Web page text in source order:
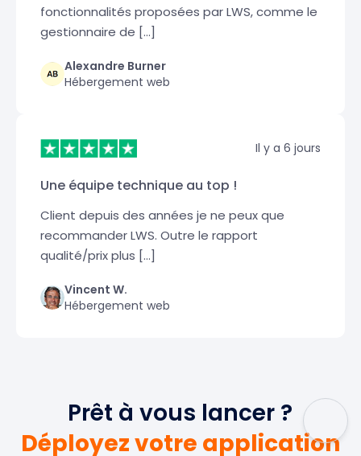
fonctionnalités proposées par LWS, comme le
gestionnaire de […]
Alexandre Burner
Hébergement web
Il y a 6 jours
Une équipe technique au top !
Client depuis des années je ne peux que
recommander LWS. Outre le rapport
qualité/prix plus […]
Vincent W.
Hébergement web
Prêt à vous lancer ?
Déployez votre application